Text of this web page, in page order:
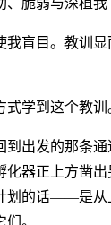
我盲目。教训
学到这个教训
到出发的那条
化器正上方凿
的话——是从
。